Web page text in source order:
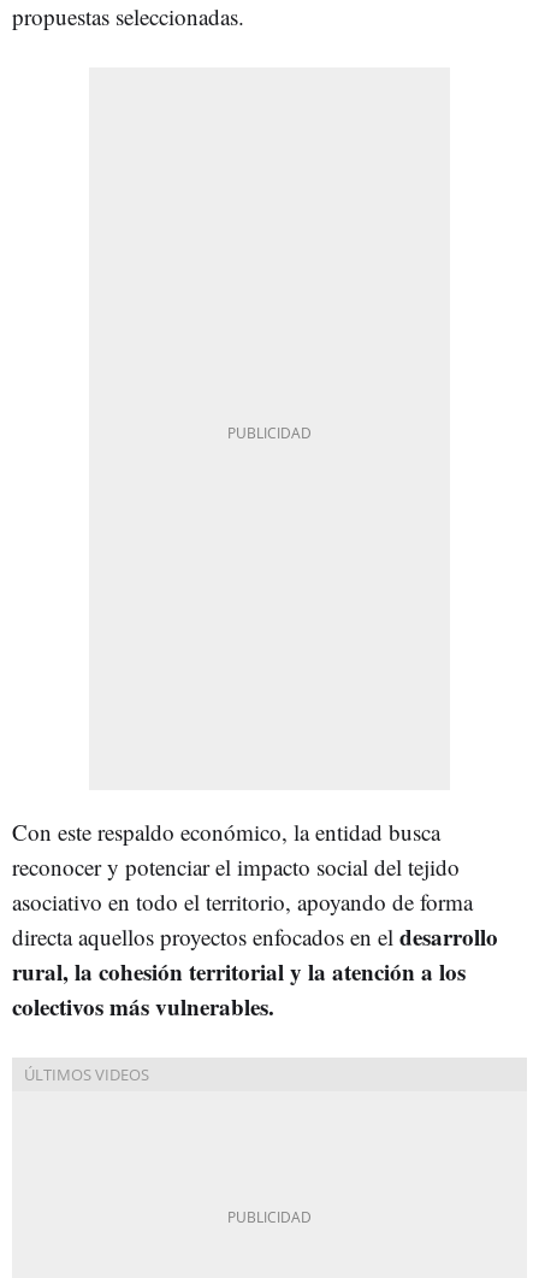
propuestas seleccionadas.
Con este respaldo económico, la entidad busca
reconocer y potenciar el impacto social del tejido
asociativo en todo el territorio, apoyando de forma
directa aquellos proyectos enfocados en el desarrollo
rural, la cohesión territorial y la atención a los
colectivos más vulnerables.